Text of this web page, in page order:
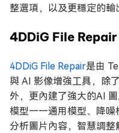
整選項，以及更穩定的輸
4DDiG File Repair
4DDiG File Repair是由
與 AI 影像增強工具，除
外，更內建了強大的AI
模型——通用模型、降噪
分析圖片內容，智慧調